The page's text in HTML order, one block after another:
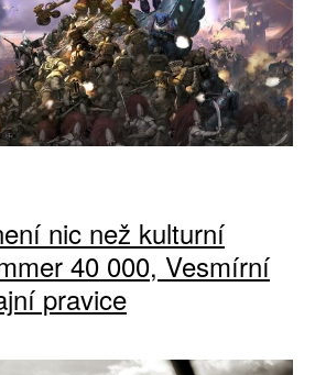
nic než kulturní
40 000, Vesmírní
pravice